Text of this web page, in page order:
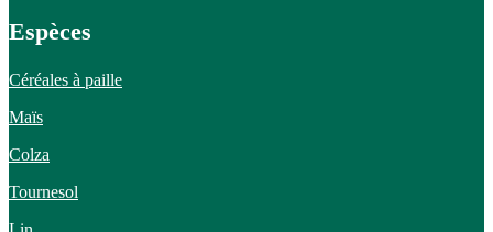
Espèces
Céréales à paille
Maïs
Colza
Tournesol